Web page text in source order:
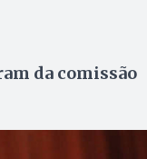
da comissão